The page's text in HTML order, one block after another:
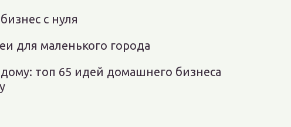
с нуля
для маленького города
топ 65 идей домашнего бизнеса